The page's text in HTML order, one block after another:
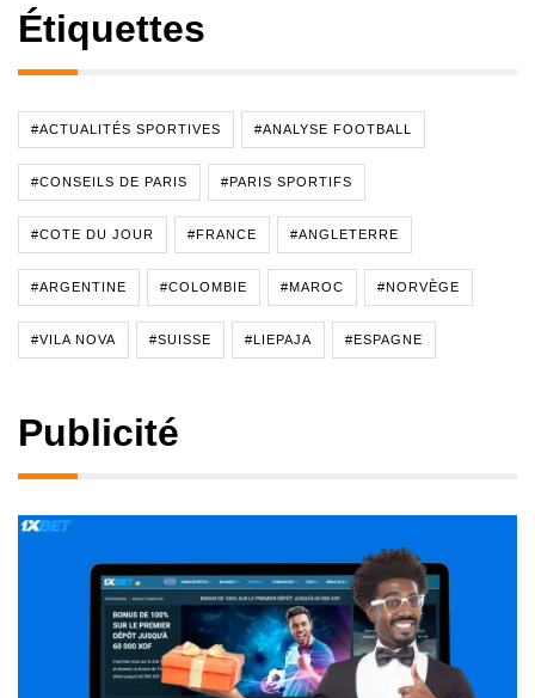
Étiquettes
#ACTUALITÉS SPORTIVES #ANALYSE FOOTBALL
#CONSEILS DE PARIS #PARIS SPORTIFS
#COTE DU JOUR #FRANCE #ANGLETERRE
#ARGENTINE #COLOMBIE #MAROC #NORVÈGE
#VILA NOVA #SUISSE #LIEPAJA #ESPAGNE
Publicité